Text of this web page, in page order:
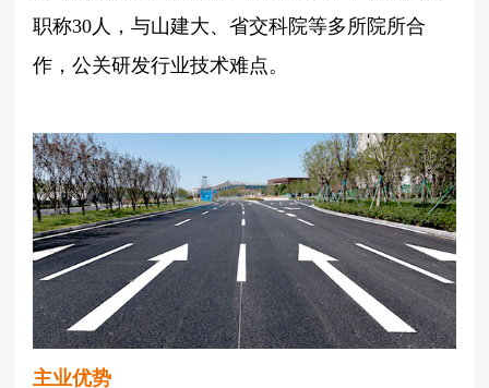
职称30人，与山建大、省交科院等多所院所合
作，公关研发行业技术难点。
主业优势